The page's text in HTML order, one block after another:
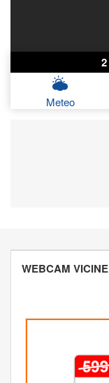
2
Meteo
WEBCAM VICINE